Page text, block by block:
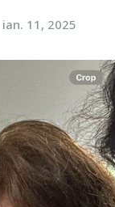
ian. 11, 2025